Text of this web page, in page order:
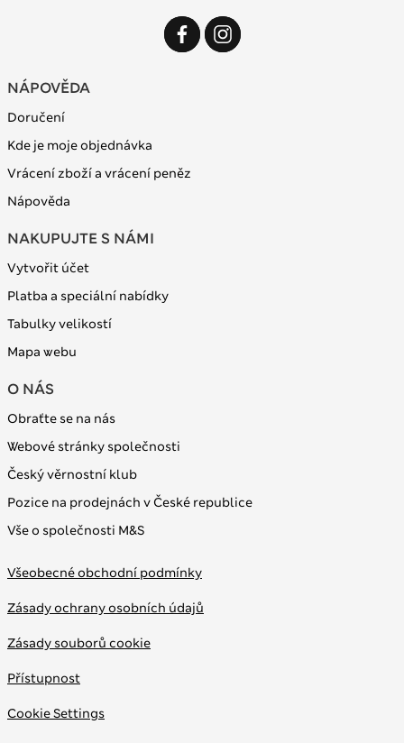
NÁPOVĚDA
Doručení
Kde je moje objednávka
Vrácení zboží a vrácení peněz
Nápověda
NAKUPUJTE S NÁMI
Vytvořit účet
Platba a speciální nabídky
Tabulky velikostí
Mapa webu
O NÁS
Obraťte se na nás
Webové stránky společnosti
Český věrnostní klub
Pozice na prodejnách v České republice
Vše o společnosti M&S
Všeobecné obchodní podmínky
Zásady ochrany osobních údajů
Zásady souborů cookie
Přístupnost
Cookie Settings